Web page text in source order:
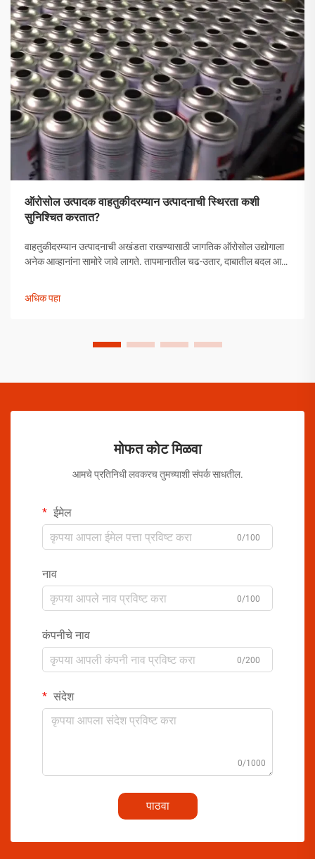
ऑरोसोल उत्पादक वाहतुकीदरम्यान उत्पादनाची स्थिरता कशी
सुनिश्चित करतात?
वाहतुकीदरम्यान उत्पादनाची अखंडता राखण्यासाठी जागतिक ऑरोसोल उद्योगाला
अनेक आव्हानांना सामोरे जावे लागते. तापमानातील चढ-उतार, दाबातील बदल आणि
उपाययोजना राबविल्या पाहिजेत.
अधिक पहा
मोफत कोट मिळवा
आमचे प्रतिनिधी लवकरच तुमच्याशी संपर्क साधतील.
ईमेल
0/100
नाव
0/100
कंपनीचे नाव
0/200
संदेश
0/1000
पाठवा